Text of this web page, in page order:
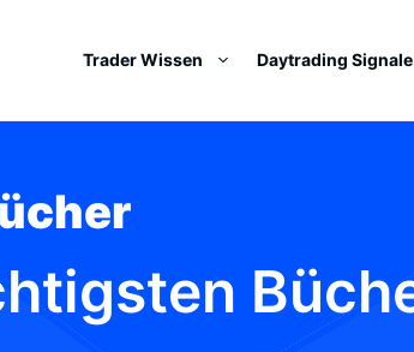
Trader Wissen Daytrading Signale